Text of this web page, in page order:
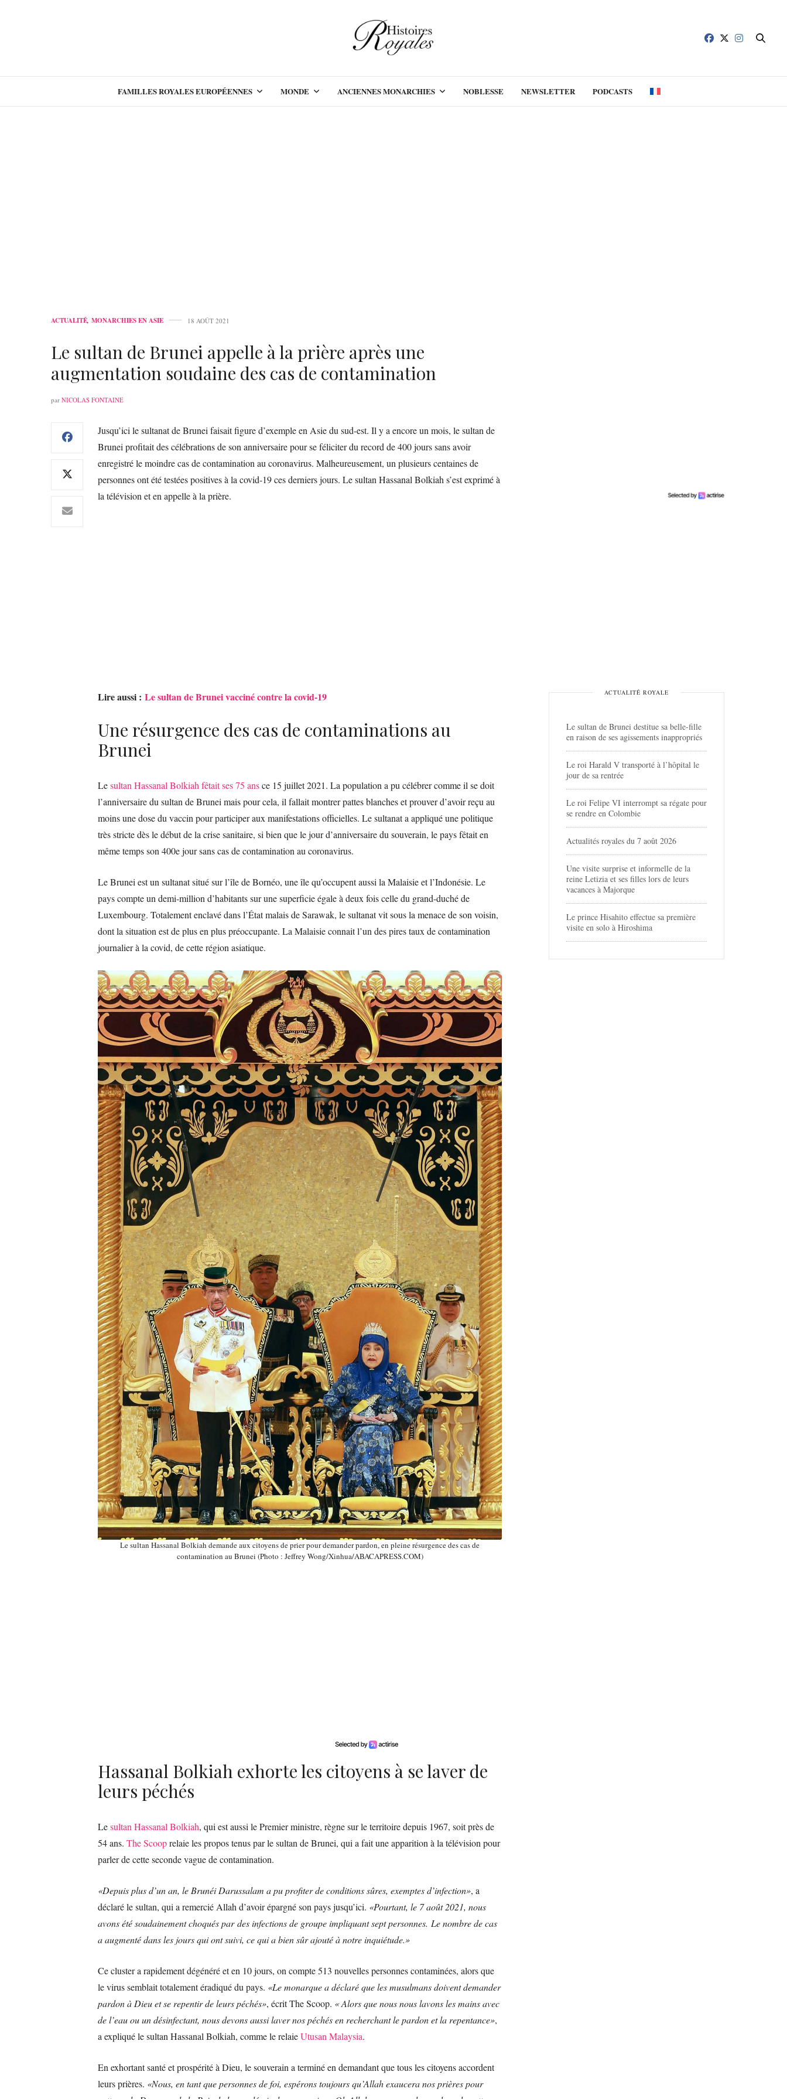
FAMILLES ROYALES EUROPÉENNES MONDE ANCIENNES MONARCHIES NOBLESSE NEWSLETTER PODCASTS
ACTUALITÉ, MONARCHIES EN ASIE 18 AOÛT 2021
Le sultan de Brunei appelle à la prière après une
augmentation soudaine des cas de contamination
par NICOLAS FONTAINE
Jusqu’ici le sultanat de Brunei faisait figure d’exemple en Asie du sud-est. Il y a encore un mois, le sultan de
Brunei profitait des célébrations de son anniversaire pour se féliciter du record de 400 jours sans avoir
enregistré le moindre cas de contamination au coronavirus. Malheureusement, un plusieurs centaines de
personnes ont été testées positives à la covid-19 ces derniers jours. Le sultan Hassanal Bolkiah s’est exprimé à
la télévision et en appelle à la prière.
Lire aussi : Le sultan de Brunei vacciné contre la covid-19
Une résurgence des cas de contaminations au
Brunei
Lesultan Hassanal Bolkiah fêtait ses 75 ansce 15 juillet 2021. La population a pu célébrer comme il se doit
l’anniversaire du sultan de Brunei mais pour cela, il fallait montrer pattes blanches et prouver d’avoir reçu au
moins une dose du vaccin pour participer aux manifestations officielles. Le sultanat a appliqué une politique
très stricte dès le début de la crise sanitaire, si bien que le jour d’anniversaire du souverain, le pays fêtait en
même temps son 400e jour sans cas de contamination au coronavirus.
Le Brunei est un sultanat situé sur l’île de Bornéo, une île qu’occupent aussi la Malaisie et l’Indonésie. Le
pays compte un demi-million d’habitants sur une superficie égale à deux fois celle du grand-duché de
Luxembourg. Totalement enclavé dans l’État malais de Sarawak, le sultanat vit sous la menace de son voisin,
dont la situation est de plus en plus préoccupante. La Malaisie connait l’un des pires taux de contamination
journalier à la covid, de cette région asiatique.
Le sultan Hassanal Bolkiah demande aux citoyens de prier pour demander pardon, en pleine résurgence des cas de
contamination au Brunei (Photo : Jeffrey Wong/Xinhua/ABACAPRESS.COM)
Hassanal Bolkiah exhorte les citoyens à se laver de
leurs péchés
Lesultan Hassanal Bolkiah, qui est aussi le Premier ministre, règne sur le territoire depuis 1967, soit près de
54 ans. The Scooprelaie les propos tenus par le sultan de Brunei, qui a fait une apparition à la télévision pour
parler de cette seconde vague de contamination.
«Depuis plus d’un an, le Brunéi Darussalam a pu profiter de conditions sûres, exemptes d’infection», a
déclaré le sultan, qui a remercié Allah d’avoir épargné son pays jusqu’ici. «Pourtant, le 7 août 2021, nous
avons été soudainement choqués par des infections de groupe impliquant sept personnes. Le nombre de cas
a augmenté dans les jours qui ont suivi, ce qui a bien sûr ajouté à notre inquiétude.»
Ce cluster a rapidement dégénéré et en 10 jours, on compte 513 nouvelles personnes contaminées, alors que
le virus semblait totalement éradiqué du pays. «Le monarque a déclaré que les musulmans doivent demander
pardon à Dieu et se repentir de leurs péchés», écrit The Scoop. « Alors que nous nous lavons les mains avec
de l’eau ou un désinfectant, nous devons aussi laver nos péchés en recherchant le pardon et la repentance»,
a expliqué le sultan Hassanal Bolkiah, comme le relaieUtusan Malaysia.
En exhortant santé et prospérité à Dieu, le souverain a terminé en demandant que tous les citoyens accordent
leurs prières. «Nous, en tant que personnes de foi, espérons toujours qu’Allah exaucera nos prières pour
ACTUALITÉ ROYALE
Le sultan de Brunei destitue sa belle-fille
en raison de ses agissements inappropriés
Le roi Harald V transporté à l’hôpital le
jour de sa rentrée
Le roi Felipe VI interrompt sa régate pour
se rendre en Colombie
Actualités royales du 7 août 2026
Une visite surprise et informelle de la
reine Letizia et ses filles lors de leurs
vacances à Majorque
Le prince Hisahito effectue sa première
visite en solo à Hiroshima